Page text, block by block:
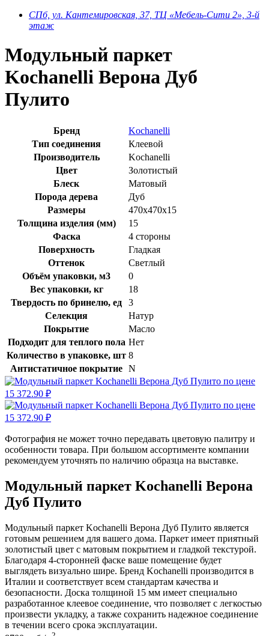
СПб, ул. Кантемировская, 37, ТЦ «Мебель-Сити 2», 3-й
этаж
Модульный паркет
Kochanelli Верона Дуб
Пулито
Бренд
Kochanelli
Тип соединения
Клеевой
Производитель
Kochanelli
Цвет
Золотистый
Блеск
Матовый
Порода дерева
Дуб
Размеры
470x470x15
Толщина изделия (мм)
15
Фаска
4 стороны
Поверхность
Гладкая
Оттенок
Светлый
Объём упаковки, м3
0
Вес упаковки, кг
18
Твердость по бринелю, ед
3
Селекция
Натур
Покрытие
Масло
Подходит для теплого пола Нет
Количество в упаковке, шт 8
Антистатичное покрытие N
Фотография не может точно передавать цветовую палитру и
особенности товара. При большом ассортименте компании
рекомендуем уточнять по наличию образца на выставке.
Модульный паркет Kochanelli Верона
Дуб Пулито
Модульный паркет Kochanelli Верона Дуб Пулито является
готовым решением для вашего дома. Паркет имеет приятный
золотистый цвет с матовым покрытием и гладкой текстурой.
Благодаря 4-сторонней фаске ваше помещение будет
выглядеть визуально шире. Бренд Kochanelli производится в
Италии и соответствует всем стандартам качества и
безопасности. Доска толщиной 15 мм имеет специально
разработанное клеевое соединение, что позволяет с легкостью
произвести укладку, а также сохранить надежное соединение
в течении всего срока эксплуатации.